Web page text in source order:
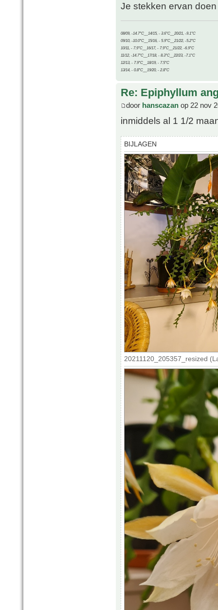
Je stekken ervan
08/09, -14.7°C__14/15, - 3.6°C__20/21, -9.1°C
09/10, -10.0°C__15/16, - 5.9°C__21/22, -5.2°C
10/11, - 7.9°C__16/17, - 7.9°C__21/22, -6.9°C
11/12, -14.7°C__17/18, - 8.3°C__22/23, -7.1°C
12/13, - 7.9°C__18/19, - 7.5°C
13/14, - 0.8°C__19/20, - 2.8°C
Re: Epiphyllum
door hanscazan op 22 nov
inmiddels al 1 1/2
BIJLAGEN
20211120_205357_resized